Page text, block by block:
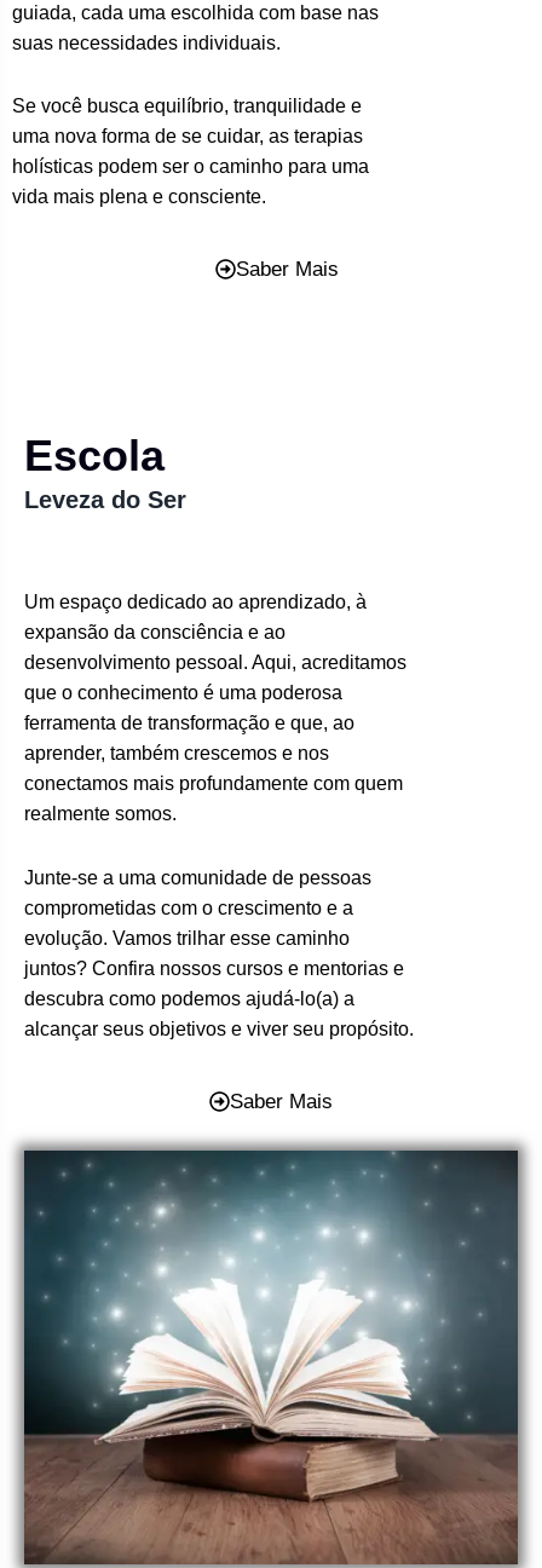
guiada, cada uma escolhida com base nas
suas necessidades individuais.
Se você busca equilíbrio, tranquilidade e
uma nova forma de se cuidar, as terapias
holísticas podem ser o caminho para uma
vida mais plena e consciente.
Saber Mais
Escola
Leveza do Ser
Um espaço dedicado ao aprendizado, à
expansão da consciência e ao
desenvolvimento pessoal. Aqui, acreditamos
que o conhecimento é uma poderosa
ferramenta de transformação e que, ao
aprender, também crescemos e nos
conectamos mais profundamente com quem
realmente somos.
Junte-se a uma comunidade de pessoas
comprometidas com o crescimento e a
evolução. Vamos trilhar esse caminho
juntos? Confira nossos cursos e mentorias e
descubra como podemos ajudá-lo(a) a
alcançar seus objetivos e viver seu propósito.
Saber Mais